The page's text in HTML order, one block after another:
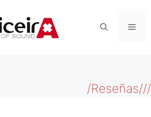
/Reseñas///